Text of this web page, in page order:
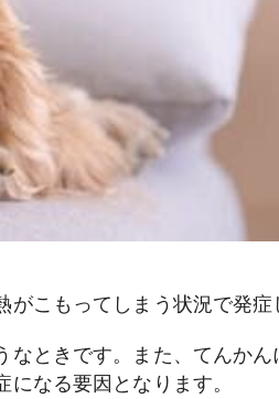
こもってしまう状況で発症
ときです。また、てんか
なる要因となります。